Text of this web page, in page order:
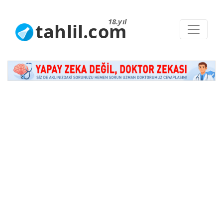
18.yıl
tahlil.com